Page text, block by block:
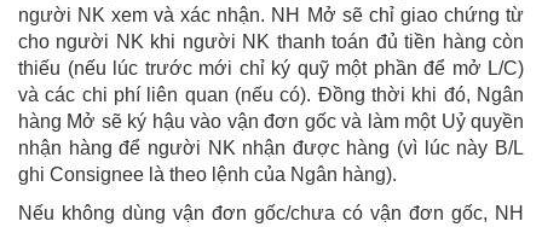
người NK xem và xác nhận. NH Mở sẽ chỉ giao chứng từ
cho người NK khi người NK thanh toán đủ tiền hàng còn
thiếu (nếu lúc trước mới chỉ ký quỹ một phần để mở L/C)
và các chi phí liên quan (nếu có). Đồng thời khi đó, Ngân
hàng Mở sẽ ký hậu vào vận đơn gốc và làm một Uỷ quyền
nhận hàng để người NK nhận được hàng (vì lúc này B/L
ghi Consignee là theo lệnh của Ngân hàng).
Nếu không dùng vận đơn gốc/chưa có vận đơn gốc, NH